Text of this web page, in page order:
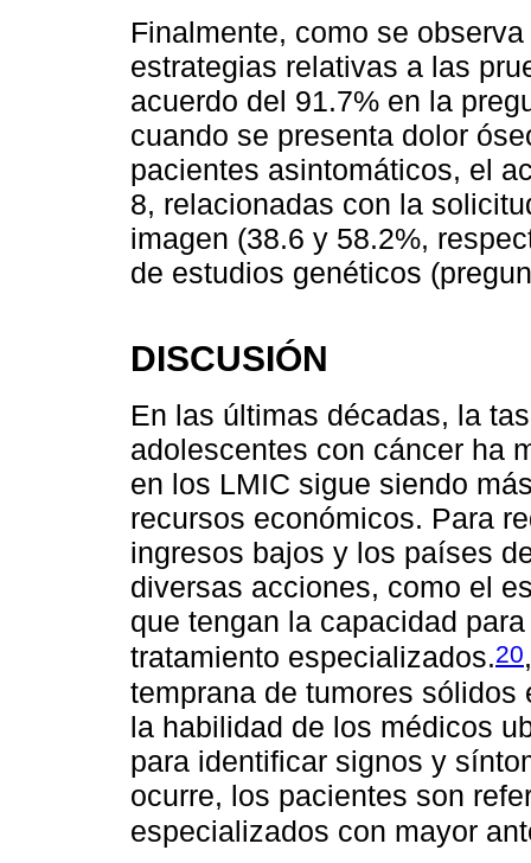
Finalmente, como se
estrategias relativas a las
acuerdo del 91.7% en la
cuando se presenta dolor
pacientes asintomáticos, el
8, relacionadas con la
imagen (38.6 y 58.2%,
de estudios genéticos
DISCUSIÓN
En las últimas décadas, la
adolescentes con cáncer ha
en los LMIC sigue siendo
recursos económicos. Para
ingresos bajos y los países
diversas acciones, como el
que tengan la capacidad
tratamiento especializados.20,
temprana de tumores
la habilidad de los médicos
para identificar signos y
ocurre, los pacientes son
especializados con mayor